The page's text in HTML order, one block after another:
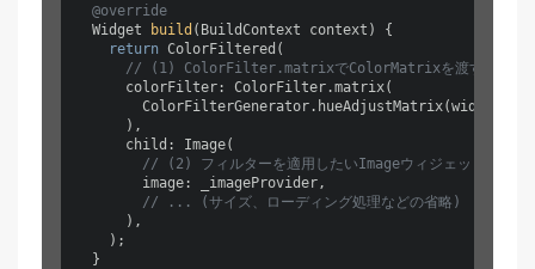
@override
  Widget
build (BuildContext context)
{
return ColorFiltered(
// (1) ColorFilter.matrixでColorMatrixを渡す
      colorFilter: ColorFilter.matrix(
      ),
      child: Image(
// (2) フィルターを適用したいImageウィジェット
        image: _imageProvider,
// ... (サイズ、ローディング処理などの省略)
      ),
    );
  }